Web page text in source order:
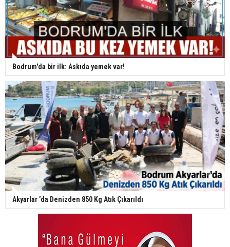
Bodrum'da bir ilk: Askıda yemek var!
Akyarlar ’da Denizden 850 Kg Atık Çıkarıldı